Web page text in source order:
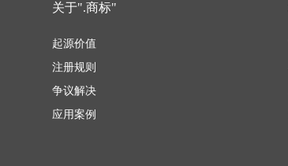
关于".商标"
起源价值
注册规则
争议解决
应用案例